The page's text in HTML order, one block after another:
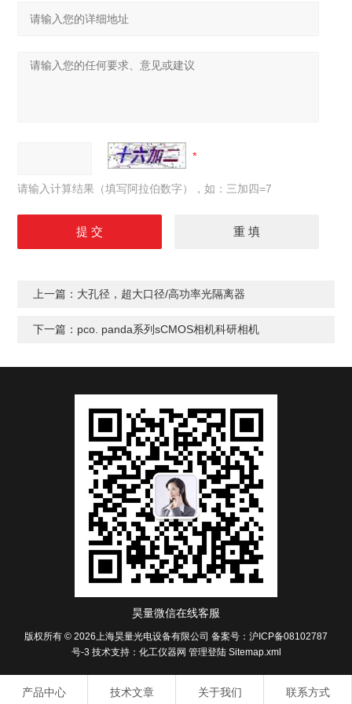
请输入计算结果（填写阿拉伯数字），如：三加四=7
上一篇： 大孔径，超大口径/高功率光隔离器
下一篇： pco. panda系列sCMOS相机科研相机
产品中心 技术文章 关于我们 联系方式
昊量微信在线客服
版权所有 © 2026上海昊量光电设备有限公司 备案号：沪ICP备08102787
号-3 技术支持： 化工仪器网 管理登陆 Sitemap.xml